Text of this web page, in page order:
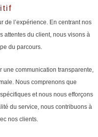
de l’expérience. En centrant nos
attentes du client, nous visons à
du parcours.
une communication transparente,
Nous comprenons que
et nous nous efforçons
du service, nous contribuons à
nos clients.